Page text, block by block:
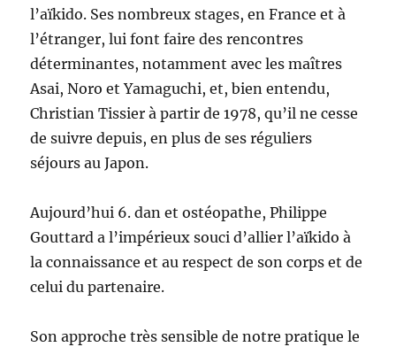
l’aïkido. Ses nombreux stages, en France et à
l’étranger, lui font faire des rencontres
déterminantes, notamment avec les maîtres
Asai, Noro et Yamaguchi, et, bien entendu,
Christian Tissier à partir de 1978, qu’il ne cesse
de suivre depuis, en plus de ses réguliers
séjours au Japon.
Aujourd’hui 6. dan et ostéopathe, Philippe
Gouttard a l’impérieux souci d’allier l’aïkido à
la connaissance et au respect de son corps et de
celui du partenaire.
Son approche très sensible de notre pratique le